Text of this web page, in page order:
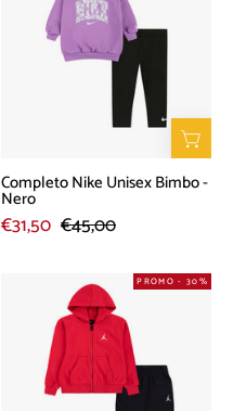
Unisex
Bimbo
-
Nero
Completo Nike Unisex Bimbo -
Nero
€31,50 €45,00
Completo
Air
Jordan
Unisex
Bimbo
PROMO - 30%